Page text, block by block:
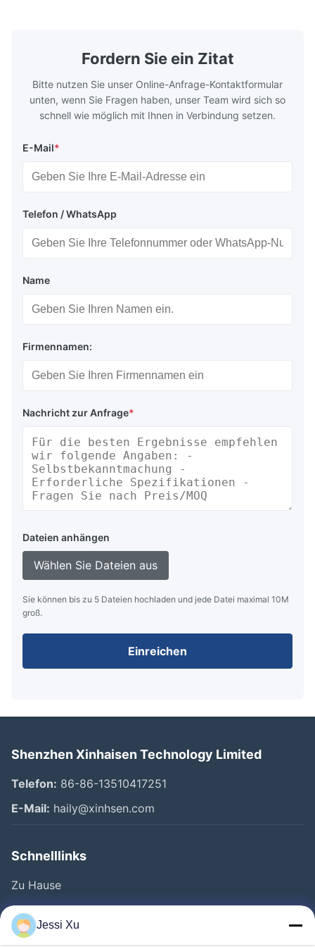
Fordern Sie ein Zitat
Bitte nutzen Sie unser Online-Anfrage-Kontaktformular
unten, wenn Sie Fragen haben, unser Team wird sich so
schnell wie möglich mit Ihnen in Verbindung setzen.
E-Mail*
Telefon / WhatsApp
Name
Firmennamen:
Nachricht zur Anfrage*
Dateien anhängen
Wählen Sie Dateien aus
Sie können bis zu 5 Dateien hochladen und jede Datei maximal 10M
groß.
Einreichen
Shenzhen Xinhaisen Technology Limited
Telefon: 86-86-13510417251
E-Mail: haily@xinhsen.com
Schnelllinks
Zu Hause
Produkte
Videos
Jessi Xu